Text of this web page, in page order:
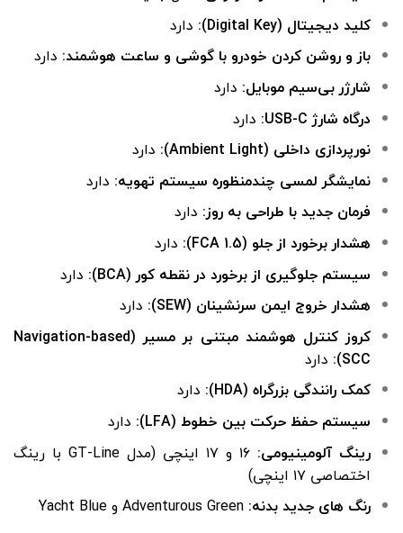
کلید دیجیتال (Digital Key):
دارد
باز و روشن کردن خودرو با گوشی و ساعت هوشمند: دارد
شارژر بی‌سیم موبایل: دارد
درگاه شارژ USB-C:
دارد
نورپردازی داخلی (Ambient Light):
دارد
نمایشگر لمسی چندمنظوره سیستم تهویه: دارد
فرمان جدید با طراحی به روز: دارد
هشدار برخورد از جلو (FCA 1.5):
دارد
سیستم جلوگیری از برخورد در نقطه کور (BCA):
دارد
هشدار خروج ایمن سرنشینان (SEW):
دارد
کروز کنترل هوشمند مبتنی بر مسیر (Navigation-based
SCC):
دارد
کمک رانندگی بزرگراه (HDA):
دارد
سیستم حفظ حرکت بین خطوط (LFA):
دارد
رینگ آلومینیومی:
۱۶ و ۱۷ اینچی (مدل GT-Line با رینگ
اختصاصی ۱۷ اینچی)
رنگ های جدید بدنه: